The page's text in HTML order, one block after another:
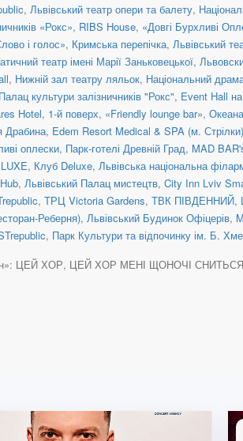
, Львівський театр опери та балету,
«Рокс», RIBS House, «Довгі Бурхливі
і голос», Кримська перепічка, Львівський
театр імені Марії Заньковецької,
, Нижній зал театру ляльок, Національний
Палац культури залізничників "Рокс", Event Hall
Hotel, 1-й поверх, «Friendly lounge bar»,
Драбина, Edem Resort Medical & SPA (м. Стрілки)
оплески, Парк-готелі Древній Град, MAD
, Клуб Deluxe, Львівська національна
, Львівський Палац мистецтв, City Inn Lviv
, ТРЦ Victoria Gardens, ТВК ПІВДЕННИЙ,
Реберня), Львівський Будинок Офіцерів,
, Парк Культури та відпочинку ім. Б.
ЦЕЙ ХОР, ЦЕЙ ХОР МЕНІ ЩОНОЧІ СНИТЬСЯ